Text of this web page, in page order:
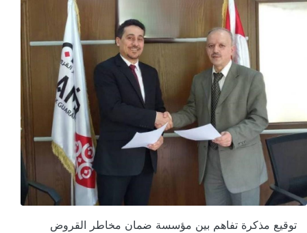
توقيع مذكرة تفاهم بين مؤسسة ضمان مخاطر القروض